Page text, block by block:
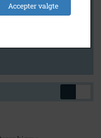
Accepter valgte